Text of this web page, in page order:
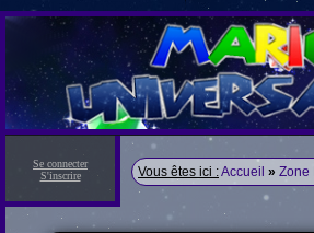
Se connecter
S'inscrire
Vous êtes ici :Accueil » Zone